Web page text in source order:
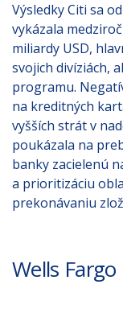
Výsledky Citi sa
vykázala
miliardy USD,
svojich divíziách,
programu.
na kreditných
vyšších strát v
poukázala na
banky zacielenú
a prioritizáciu
prekonávaniu
Wells Fargo